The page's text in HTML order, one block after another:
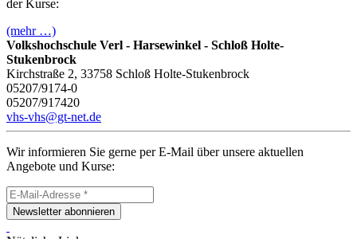
der Kurse:
(mehr …)
Volkshochschule Verl - Harsewinkel - Schloß Holte-
Stukenbrock
Kirchstraße 2, 33758 Schloß Holte-Stukenbrock
05207/9174-0
05207/917420
vhs-vhs@gt-net.de
Wir informieren Sie gerne per E-Mail über unsere aktuellen
Angebote und Kurse:
Newsletter abonnieren